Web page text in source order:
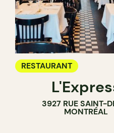
RESTAURANT
3927 RUE SAINT-
MONTRÉAL